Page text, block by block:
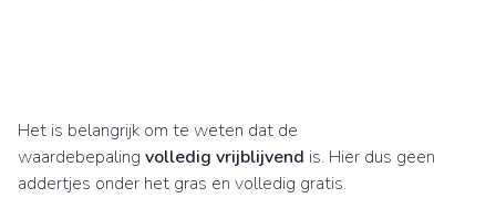
Het is belangrijk om te weten dat de
waardebepaling volledig vrijblijvend is. Hier dus geen
addertjes onder het gras en volledig gratis.